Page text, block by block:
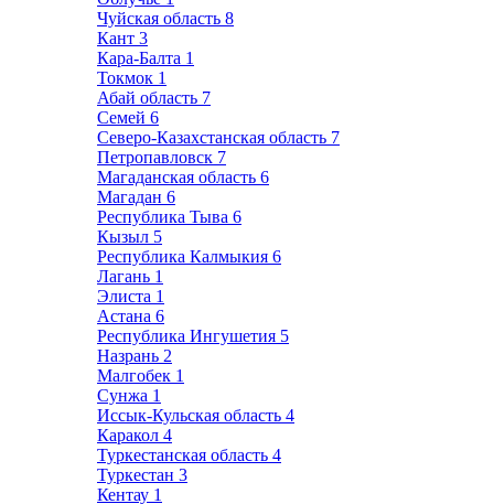
Чуйская область 8
Кант 3
Кара-Балта 1
Токмок 1
Абай область 7
Семей 6
Северо-Казахстанская область 7
Петропавловск 7
Магаданская область 6
Магадан 6
Республика Тыва 6
Кызыл 5
Республика Калмыкия 6
Лагань 1
Элиста 1
Астана 6
Республика Ингушетия 5
Назрань 2
Малгобек 1
Сунжа 1
Иссык-Кульская область 4
Каракол 4
Туркестанская область 4
Туркестан 3
Кентау 1